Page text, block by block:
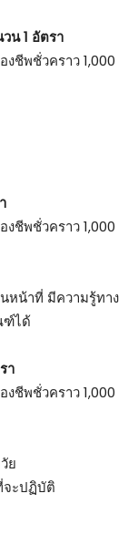
น 1 อัตรา
ชีพชั่วคราว 1,000
ชีพชั่วคราว 1,000
หน้าที่ มีความรู้ทาง
ฑ์ได้
า
ชีพชั่วคราว 1,000
ย
จะปฏิบัติ